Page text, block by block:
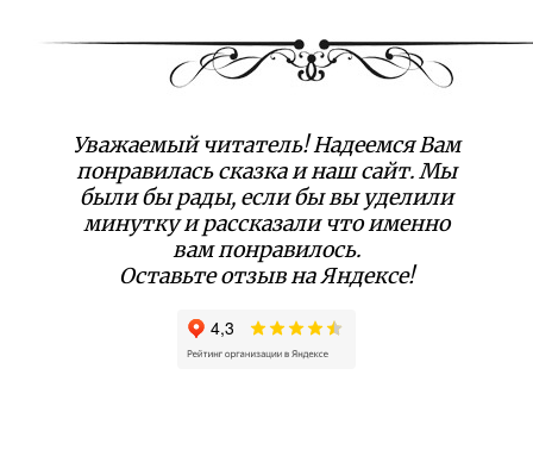
Уважаемый читатель! Надеемся Вам
понравилась сказка и наш сайт. Мы
были бы рады, если бы вы уделили
минутку и рассказали что именно
вам понравилось.
Оставьте отзыв на Яндексе!